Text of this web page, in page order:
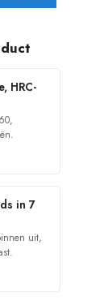
HRC-
in 7
uit,